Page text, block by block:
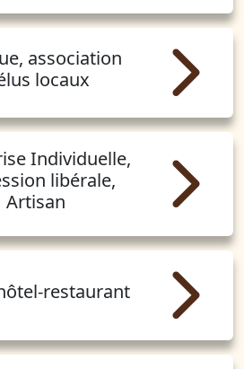
association
locaux
Individuelle,
libérale,
Artisan
restaurant